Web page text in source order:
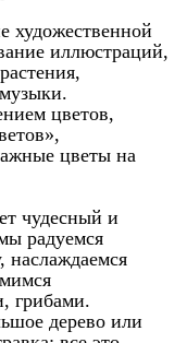
художественной
иллюстраций,
цветов,
цветы на
чудесный и
радуемся
наслаждаемся
грибами.
дерево или